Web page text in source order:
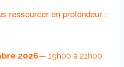
ressourcer en profondeur :
2026— 19h00 à 21h00